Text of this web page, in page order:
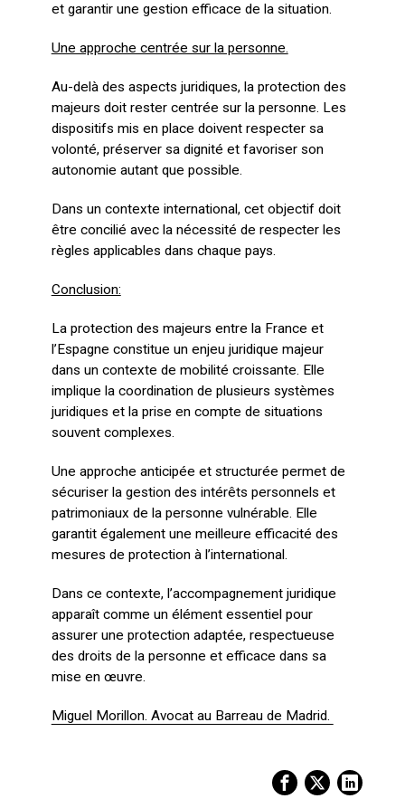
et garantir une gestion efficace de la situation.
Une approche centrée sur la personne.
Au-delà des aspects juridiques, la protection des
majeurs doit rester centrée sur la personne. Les
dispositifs mis en place doivent respecter sa
volonté, préserver sa dignité et favoriser son
autonomie autant que possible.
Dans un contexte international, cet objectif doit
être concilié avec la nécessité de respecter les
règles applicables dans chaque pays.
Conclusion:
La protection des majeurs entre la France et
l’Espagne constitue un enjeu juridique majeur
dans un contexte de mobilité croissante. Elle
implique la coordination de plusieurs systèmes
juridiques et la prise en compte de situations
souvent complexes.
Une approche anticipée et structurée permet de
sécuriser la gestion des intérêts personnels et
patrimoniaux de la personne vulnérable. Elle
garantit également une meilleure efficacité des
mesures de protection à l’international.
Dans ce contexte, l’accompagnement juridique
apparaît comme un élément essentiel pour
assurer une protection adaptée, respectueuse
des droits de la personne et efficace dans sa
mise en œuvre.
Miguel Morillon. Avocat au Barreau de Madrid.